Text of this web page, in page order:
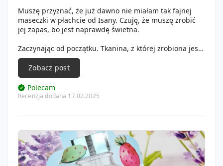
Muszę przyznać, że już dawno nie miałam tak fajnej
maseczki w płachcie od Isany. Czuję, że muszę zrobić
jej zapas, bo jest naprawdę świetna.
Zaczynając od początku. Tkanina, z której zrobiona jest
płachta maski jest bardzo miękka i dobrze dolegała do
skóry. Nie odklejała się w trakcie noszenia. Była dobrze
nasączona, a esencja niemal do końca wchłonęła się w
moją skórę. Ta była tak cudowna, że coś wspaniałego!
Ukojona, nawilżona, lekko rozjaśniona. Pory mniej
Zobacz post
Polecam
Recenzja dodana 17.02.2025